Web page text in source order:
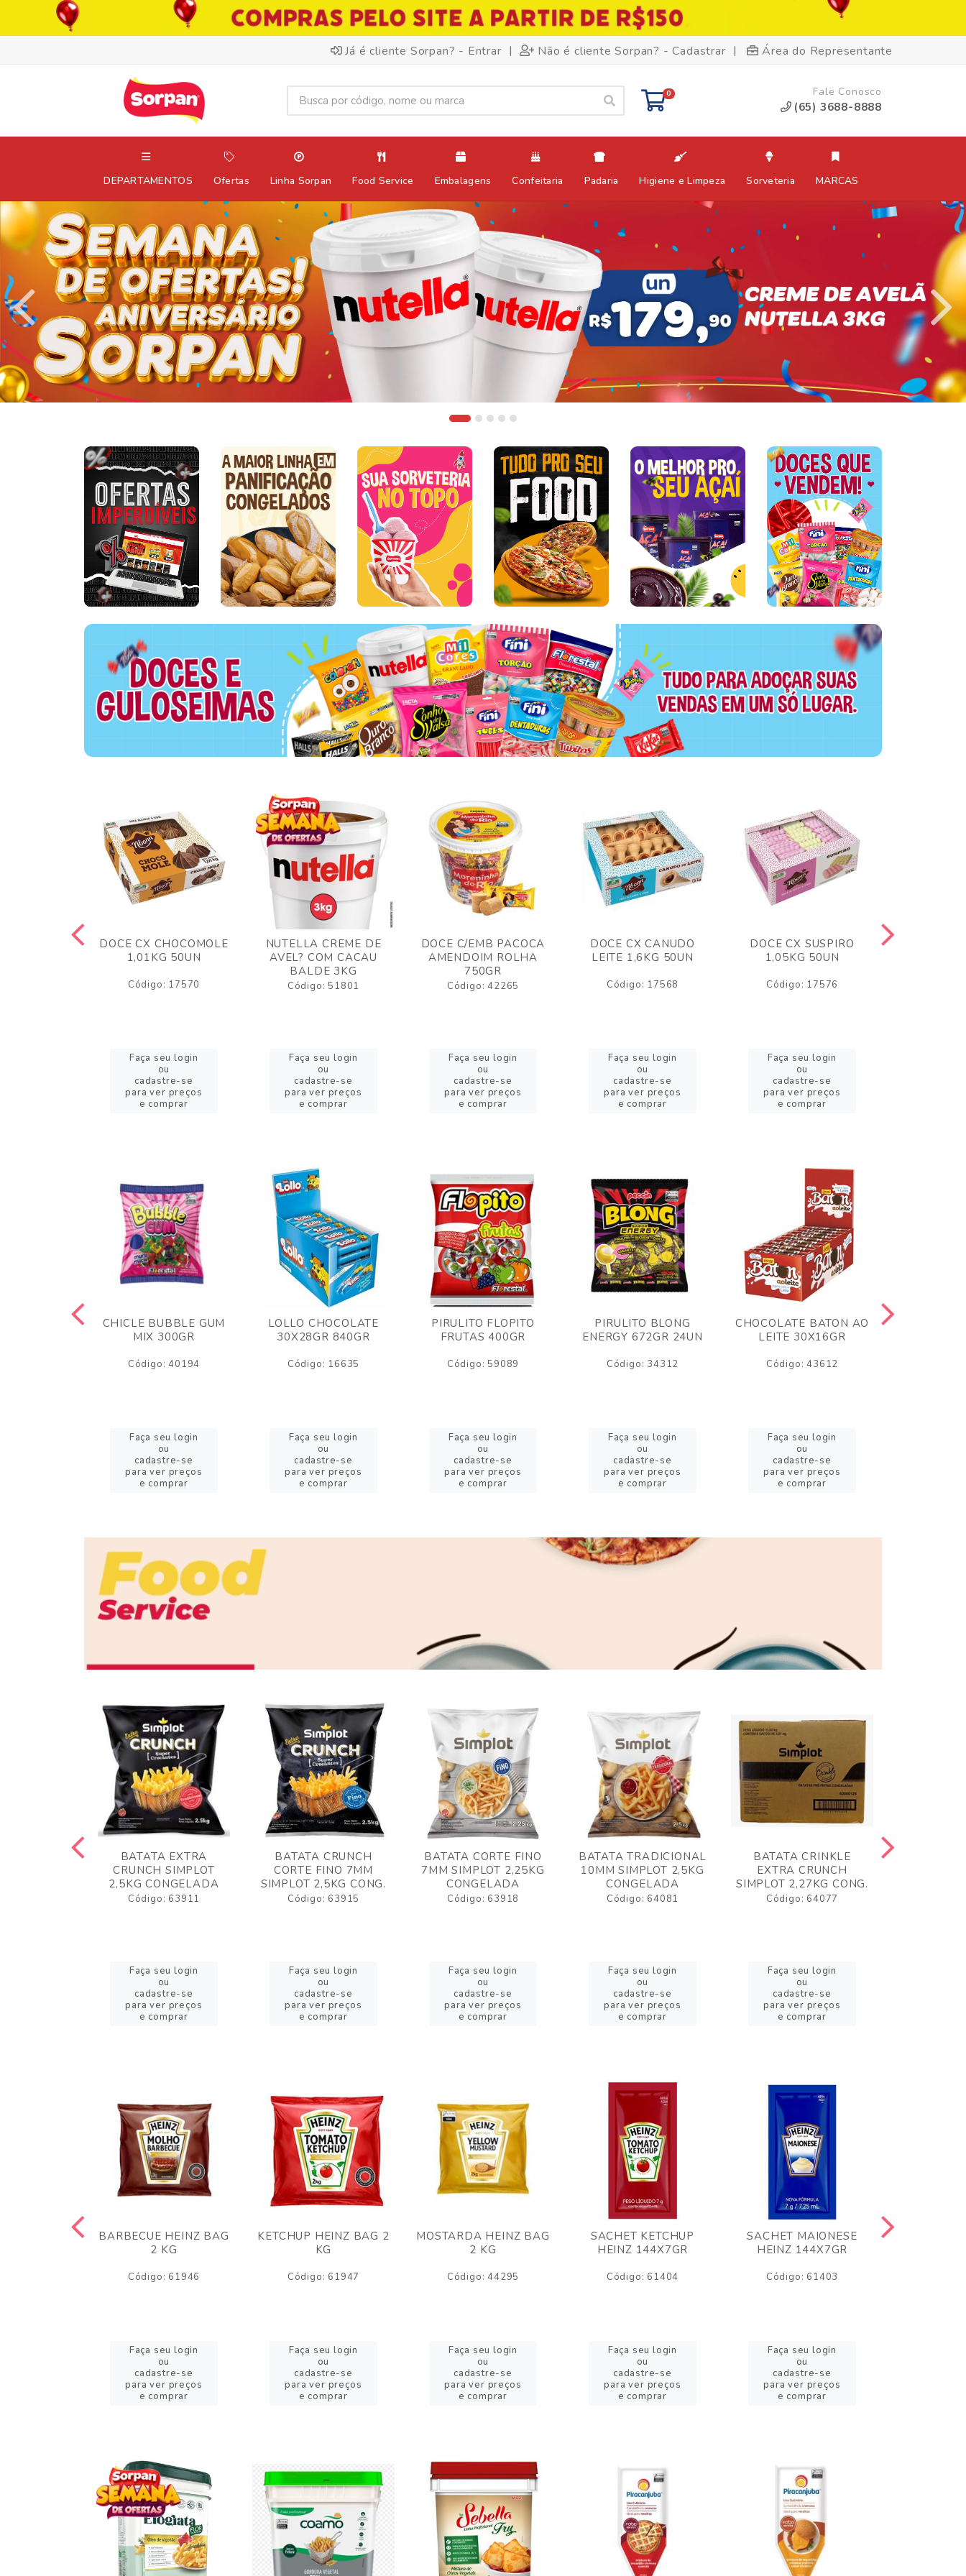
Já é cliente Sorpan? - Entrar | Não é cliente Sorpan? - Cadastrar | Área do Representante
0 Fale Conosco
(65) 3688-8888
DEPARTAMENTOS Ofertas Linha Sorpan Food Service Embalagens Confeitaria Padaria Higiene e Limpeza Sorveteria MARCAS
DOCE CX CHOCOMOLE
1,01KG 50UN
Código: 17570
Faça seu login
ou
cadastre-se
para ver preços
e comprar
NUTELLA CREME DE
AVEL? COM CACAU
BALDE 3KG
Código: 51801
Faça seu login
ou
cadastre-se
para ver preços
e comprar
DOCE C/EMB PACOCA
AMENDOIM ROLHA
750GR
Código: 42265
Faça seu login
ou
cadastre-se
para ver preços
e comprar
DOCE CX CANUDO
LEITE 1,6KG 50UN
Código: 17568
Faça seu login
ou
cadastre-se
para ver preços
e comprar
DOCE CX SUSPIRO
1,05KG 50UN
Código: 17576
Faça seu login
ou
cadastre-se
para ver preços
e comprar
CHICLE BUBBLE GUM
MIX 300GR
Código: 40194
Faça seu login
ou
cadastre-se
para ver preços
e comprar
LOLLO CHOCOLATE
30X28GR 840GR
Código: 16635
Faça seu login
ou
cadastre-se
para ver preços
e comprar
PIRULITO FLOPITO
FRUTAS 400GR
Código: 59089
Faça seu login
ou
cadastre-se
para ver preços
e comprar
PIRULITO BLONG
ENERGY 672GR 24UN
Código: 34312
Faça seu login
ou
cadastre-se
para ver preços
e comprar
CHOCOLATE BATON AO
LEITE 30X16GR
Código: 43612
Faça seu login
ou
cadastre-se
para ver preços
e comprar
BATATA EXTRA
CRUNCH SIMPLOT
2,5KG CONGELADA
Código: 63911
Faça seu login
ou
cadastre-se
para ver preços
e comprar
BATATA CRUNCH
CORTE FINO 7MM
SIMPLOT 2,5KG CONG.
Código: 63915
Faça seu login
ou
cadastre-se
para ver preços
e comprar
BATATA CORTE FINO
7MM SIMPLOT 2,25KG
CONGELADA
Código: 63918
Faça seu login
ou
cadastre-se
para ver preços
e comprar
BATATA TRADICIONAL
10MM SIMPLOT 2,5KG
CONGELADA
Código: 64081
Faça seu login
ou
cadastre-se
para ver preços
e comprar
BATATA CRINKLE
EXTRA CRUNCH
SIMPLOT 2,27KG CONG.
Código: 64077
Faça seu login
ou
cadastre-se
para ver preços
e comprar
BARBECUE HEINZ BAG
2 KG
Código: 61946
Faça seu login
ou
cadastre-se
para ver preços
e comprar
KETCHUP HEINZ BAG 2
KG
Código: 61947
Faça seu login
ou
cadastre-se
para ver preços
e comprar
MOSTARDA HEINZ BAG
2 KG
Código: 44295
Faça seu login
ou
cadastre-se
para ver preços
e comprar
SACHET KETCHUP
HEINZ 144X7GR
Código: 61404
Faça seu login
ou
cadastre-se
para ver preços
e comprar
SACHET MAIONESE
HEINZ 144X7GR
Código: 61403
Faça seu login
ou
cadastre-se
para ver preços
e comprar